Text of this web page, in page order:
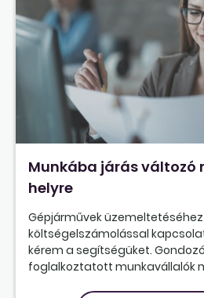
Munkába járás változó
helyre
Gépjárművek
költségelszámolással
kérem a segítségüket.
foglalkoztatott munkavállalók